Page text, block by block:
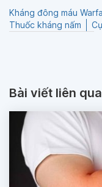
Kháng đông máu
Thuốc kháng nấm
Bài viết liên